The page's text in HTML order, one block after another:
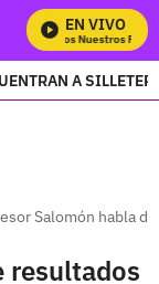
EN VIVO
Mira Todos Nuestros
A
Salomón habla
resultados